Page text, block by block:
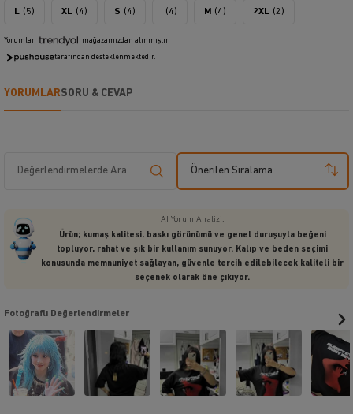
L (5) XL (4) S (4) (4) M (4) 2XL (2)
Yorumlar mağazamızdan alınmıştır.
tarafından desteklenmektedir.
YORUMLARSORU & CEVAP
Önerilen Sıralama
AI Yorum Analizi:
Ürün; kumaş kalitesi, baskı görünümü ve genel duruşuyla beğeni
topluyor, rahat ve şık bir kullanım sunuyor. Kalıp ve beden seçimi
konusunda memnuniyet sağlayan, güvenle tercih edilebilecek kaliteli bir
seçenek olarak öne çıkıyor.
Fotoğraflı Değerlendirmeler